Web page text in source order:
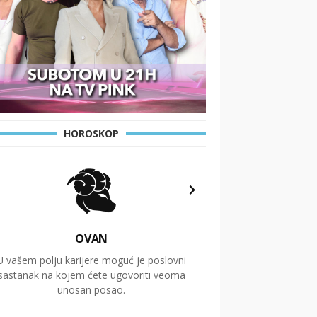
HOROSKOP
OVAN
vašem polju karijere moguć je poslovni
na kojem ćete ugovoriti veoma
unosan posao.